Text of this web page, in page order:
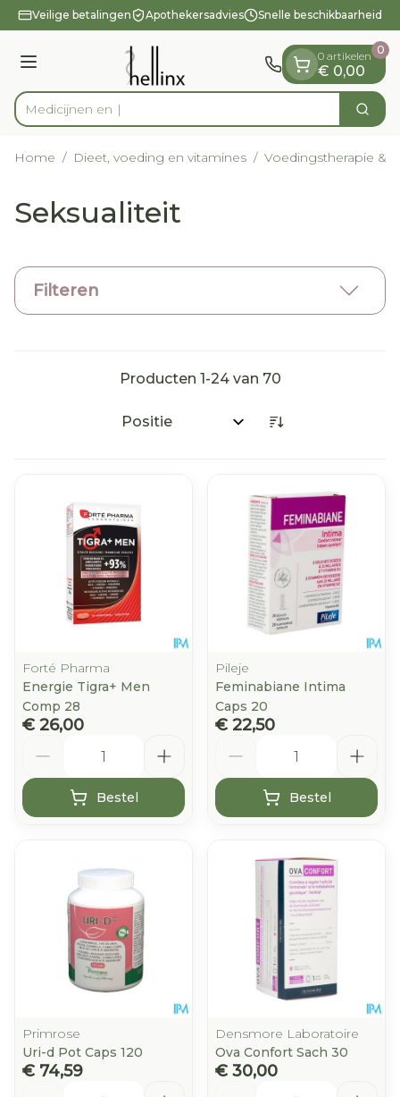
Ga naar de inhoud
1 van 1
Veilige betalingen Apothekersadvies Snelle beschikbaarheid
Menu
Product, merk, categorie... Zoek
0 artikelen
€ 0,00
0
Home / Dieet, voeding en vitamines / Voedingstherapie &
Seksualiteit
Filteren
Producten 1-24van 70
Sorteer op:
Forté Pharma
Energie Tigra+ Men
Comp 28
€ 26,00
Bestel
Pileje
Feminabiane Intima
Caps 20
€ 22,50
Bestel
Primrose
Uri-d Pot Caps 120
€ 74,59
Densmore Laboratoire
Ova Confort Sach 30
€ 30,00